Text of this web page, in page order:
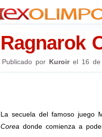
Ragnarok
Publicado por Kuroirel 16
La secuela del famoso juego
Corea donde comienza a